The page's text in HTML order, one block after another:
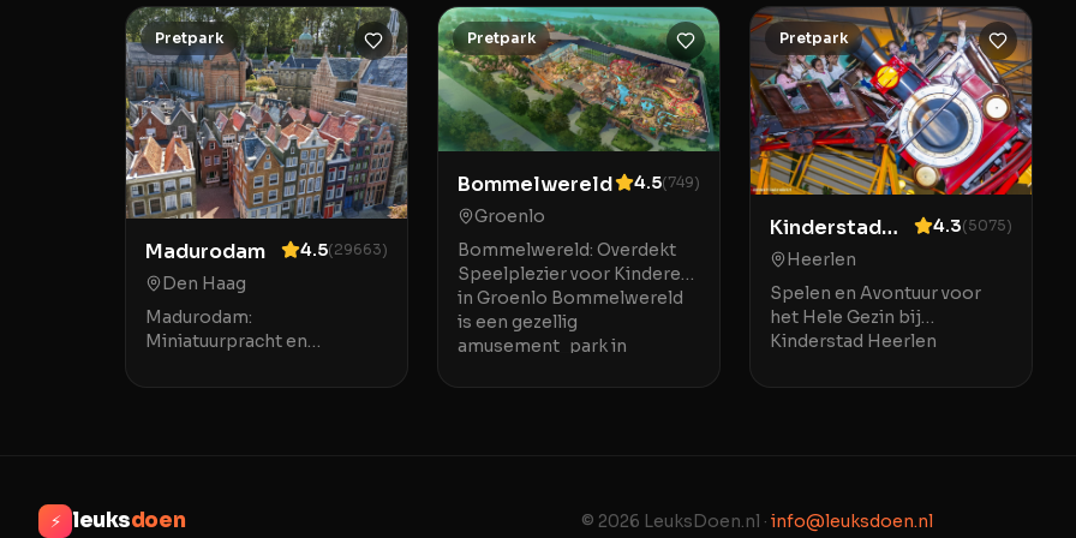
Pretpark
Madurodam 4.5(29663)
Den Haag
Madurodam:
Miniatuurpracht en
Madurodam is een uniek
Pretpark
Bommelwereld 4.5(749)
Groenlo
Bommelwereld: Overdekt
Speelplezier voor Kinderen
in Groenlo Bommelwereld
is een gezellig
amusement_park in
kinderen tot o
Pretpark
Kinderstad
Heerlen
4.3(5075)
Heerlen
Spelen en Avontuur voor
het Hele Gezin bij
Kinderstad Heerlen
ideale indoor speelparadijs
⚡ leuksdoen © 2026 LeuksDoen.nl · info@leuksdoen.nl